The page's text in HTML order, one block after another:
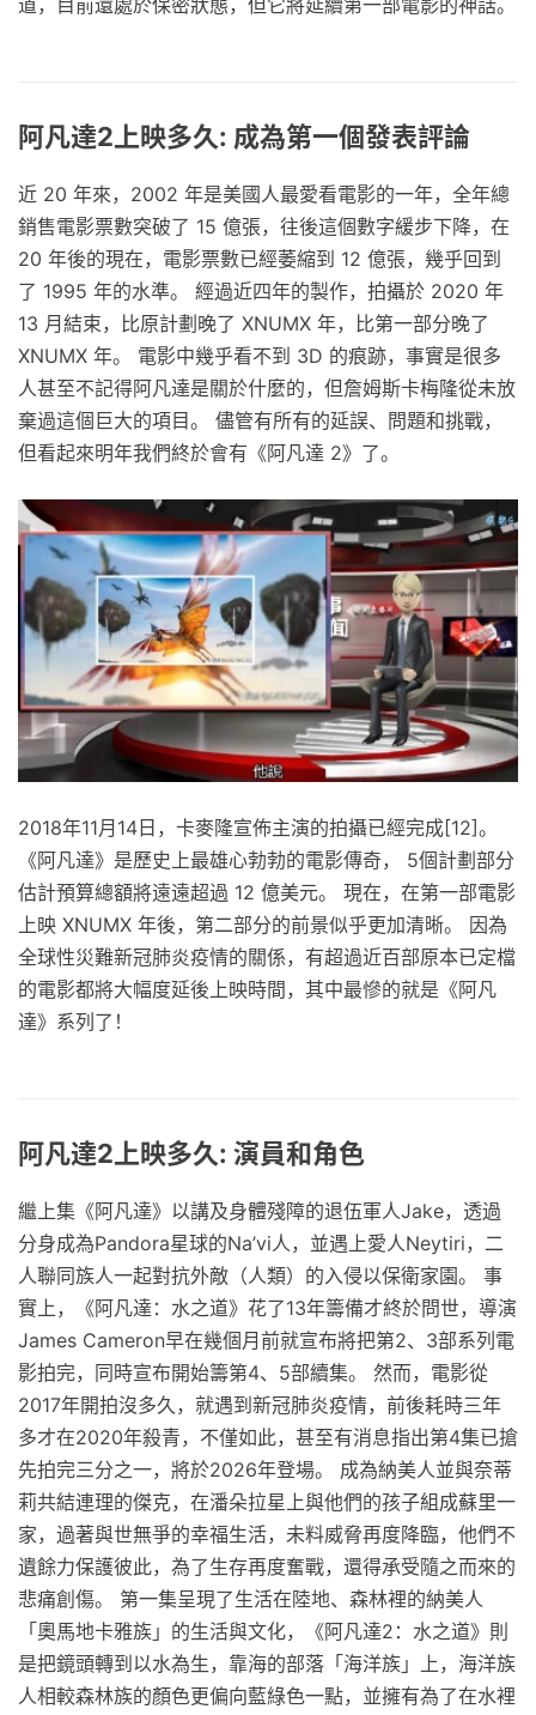
道，目前還處於保密狀態，但它將延續第一部電影的神話。
阿凡達2上映多久: 成為第一個發表評論
近 20 年來，2002 年是美國人最愛看電影的一年，全年總
銷售電影票數突破了 15 億張，往後這個數字緩步下降，在
20 年後的現在，電影票數已經萎縮到 12 億張，幾乎回到
了 1995 年的水準。 經過近四年的製作，拍攝於 2020 年
13 月結束，比原計劃晚了 XNUMX 年，比第一部分晚了
XNUMX 年。 電影中幾乎看不到 3D 的痕跡，事實是很多
人甚至不記得阿凡達是關於什麼的，但詹姆斯卡梅隆從未放
棄過這個巨大的項目。 儘管有所有的延誤、問題和挑戰，
但看起來明年我們終於會有《阿凡達 2》了。
2018年11月14日，卡麥隆宣佈主演的拍攝已經完成[12]。
《阿凡達》是歷史上最雄心勃勃的電影傳奇， 5個計劃部分
估計預算總額將遠遠超過 12 億美元。 現在，在第一部電影
上映 XNUMX 年後，第二部分的前景似乎更加清晰。 因為
全球性災難新冠肺炎疫情的關係，有超過近百部原本已定檔
的電影都將大幅度延後上映時間，其中最慘的就是《阿凡
達》系列了！
阿凡達2上映多久: 演員和角色
繼上集《阿凡達》以講及身體殘障的退伍軍人Jake，透過
分身成為Pandora星球的Na’vi人，並遇上愛人Neytiri，二
人聯同族人一起對抗外敵（人類）的入侵以保衛家園。 事
實上，《阿凡達：水之道》花了13年籌備才終於問世，導演
James Cameron早在幾個月前就宣布將把第2、3部系列電
影拍完，同時宣布開始籌第4、5部續集。 然而，電影從
2017年開拍沒多久，就遇到新冠肺炎疫情，前後耗時三年
多才在2020年殺青，不僅如此，甚至有消息指出第4集已搶
先拍完三分之一，將於2026年登場。 成為納美人並與奈蒂
莉共結連理的傑克，在潘朵拉星上與他們的孩子組成蘇里一
家，過著與世無爭的幸福生活，未料威脅再度降臨，他們不
遺餘力保護彼此，為了生存再度奮戰，還得承受隨之而來的
悲痛創傷。 第一集呈現了生活在陸地、森林裡的納美人
「奧馬地卡雅族」的生活與文化，《阿凡達2：水之道》則
是把鏡頭轉到以水為生，靠海的部落「海洋族」上，海洋族
人相較森林族的顏色更偏向藍綠色一點，並擁有為了在水裡